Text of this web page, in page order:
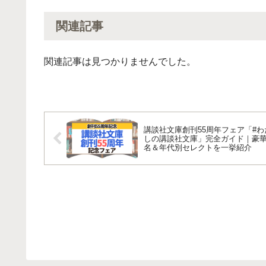
関連記事
関連記事は見つかりませんでした。
講談社文庫創刊55周年フェア「#わ
しの講談社文庫」完全ガイド｜豪
名＆年代別セレクトを一挙紹介